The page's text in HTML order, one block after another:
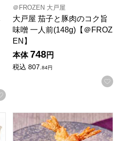
お気に入りに登録する
＠FROZEN 大戸屋
大戸屋 茄子と豚肉のコク旨
味噌 一人前(148g)【＠FROZ
EN】
本体 748円
税込 807. 84円
一人前(156g)【＠FROZEN】
大関食品 えび天ぷら 12尾入